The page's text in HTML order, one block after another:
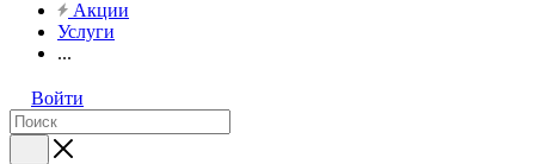
Акции
Услуги
...
Войти